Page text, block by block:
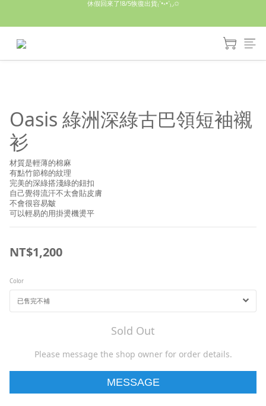
手機殼皆為預購需等7天左右喔!
Oasis 綠洲深綠古巴領短袖襯
衫
材質是輕薄的棉麻
有點竹節棉的紋理
完美的深綠搭淺綠的鈕扣
自己覺得流汗不太會貼皮膚
不會很容易皺
可以輕易的用掛燙機燙平
NT$1,200
Color
Sold Out
Please message the shop owner for order details.
MESSAGE